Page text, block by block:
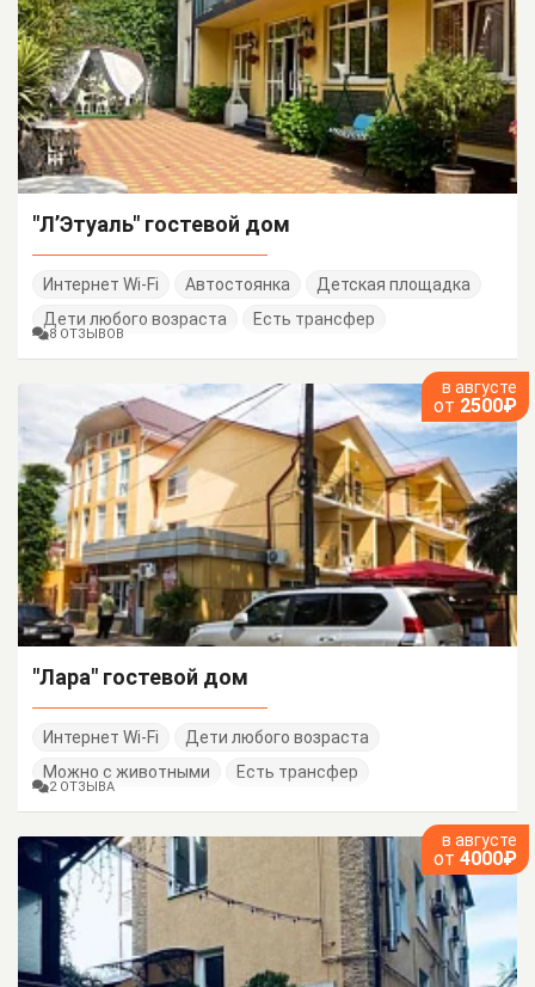
"Л’Этуаль" гостевой дом
Интернет Wi-Fi Автостоянка
Детская площадка
Дети любого возраста
Есть трансфер
8 ОТЗЫВОВ
в августе
от 2500₽
"Лара" гостевой дом
Интернет Wi-Fi
Дети любого возраста
Можно с животными
Есть трансфер
2 ОТЗЫВА
в августе
от 4000₽